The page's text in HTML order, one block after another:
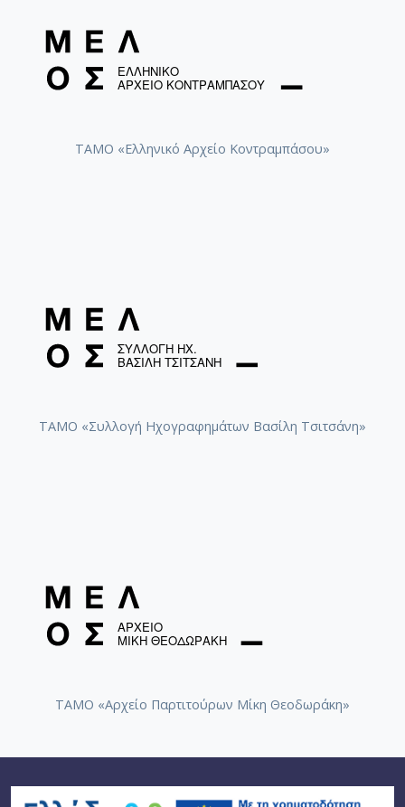
ΤΑΜΟ «Ελληνικό Αρχείο Κοντραμπάσου»
ΤΑΜΟ «Συλλογή Ηχογραφημάτων Βασίλη Τσιτσάνη»
ΤΑΜΟ «Αρχείο Παρτιτούρων Μίκη Θεοδωράκη»